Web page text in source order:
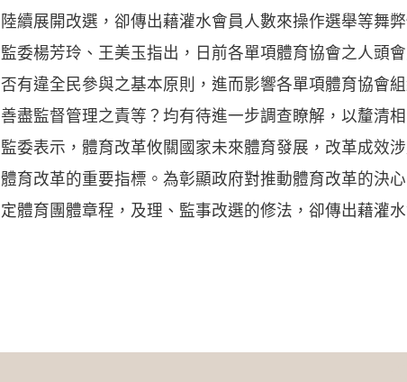
陸續展開改選，卻傳出藉灌水會員人數來操作選舉等舞
監委楊芳玲、王美玉指出，日前各單項體育協會之人頭
否有違全民參與之基本原則，進而影響各單項體育協會
善盡監督管理之責等？均有待進一步調查瞭解，以釐清
監委表示，體育改革攸關國家未來體育發展，改革成效
體育改革的重要指標。為彰顯政府對推動體育改革的決
定體育團體章程，及理、監事改選的修法，卻傳出藉灌